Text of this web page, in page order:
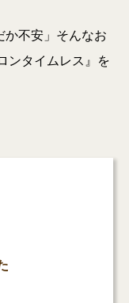
か不安」そんなお
ンタイムレス』を